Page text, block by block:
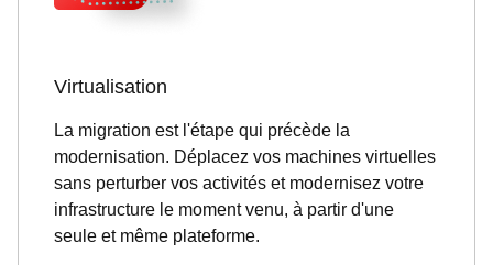
Virtualisation
La migration est l'étape qui précède la
modernisation. Déplacez vos machines virtuelles
sans perturber vos activités et modernisez votre
infrastructure le moment venu, à partir d'une
seule et même plateforme.